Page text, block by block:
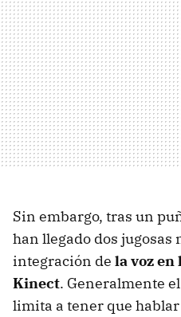
Sin embargo, tras un
han llegado dos jugosas
integración de la voz en
Kinect. Generalmente
limita a tener que